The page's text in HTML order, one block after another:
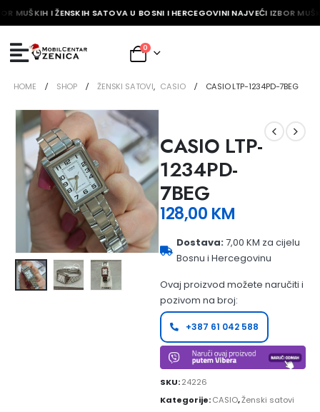
MUŠKIH I ŽENSKIH SATOVA U BOSNI I HERCEGOVINI NAJVEĆI IZBOR
0
HOME SHOP ŽENSKI SATOVI, CASIO CASIO LTP-1234PD-7BEG
CASIO LTP-
1234PD-
7BEG
128,00 KM
Dostava:7,00 KM za cijelu
Bosnu i Hercegovinu
Ovaj proizvod možete naručiti i
pozivom na broj:
+387 61 042 588
SKU:24226
Kategorije:CASIO,Ženski satovi